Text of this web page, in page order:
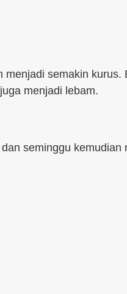
menjadi semakin kurus.
menjadi lebam.
seminggu kemudian